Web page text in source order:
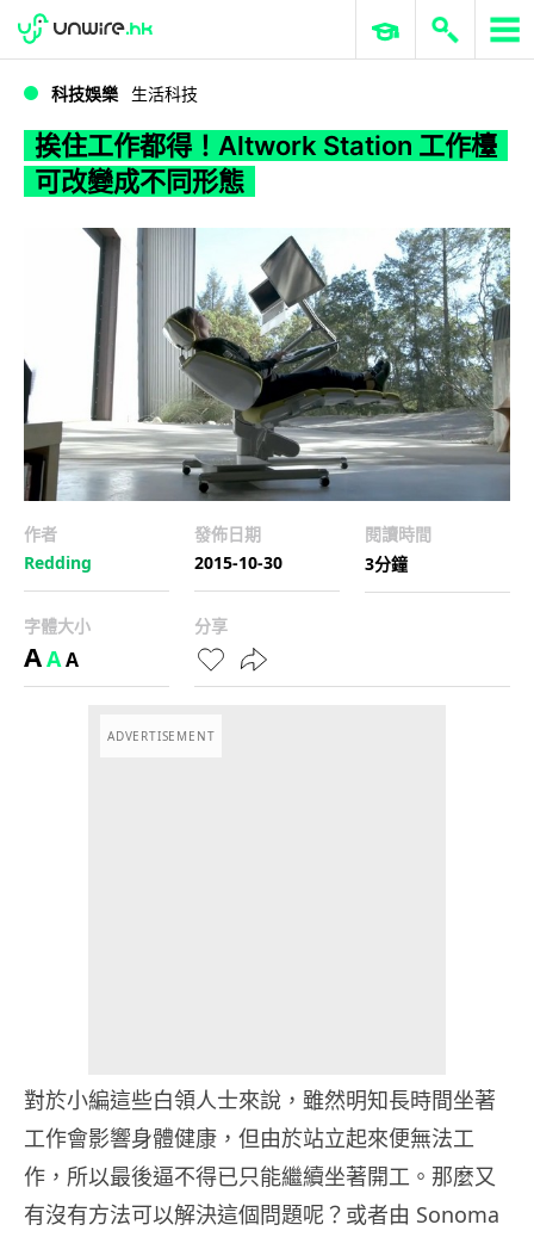
WWDC 2026 ERP 與商業 AI
科技娛樂 生活科技
挨住工作都得！Altwork Station 工作檯
可改變成不同形態
作者
Redding
發佈日期
2015-10-30
閱讀時間
3分鐘
字體大小
AAA
分享
ADVERTISEMENT
對於小編這些白領人士來說，雖然明知長時間坐著
工作會影響身體健康，但由於站立起來便無法工
作，所以最後逼不得已只能繼續坐著開工。那麼又
有沒有方法可以解決這個問題呢？或者由 Sonoma